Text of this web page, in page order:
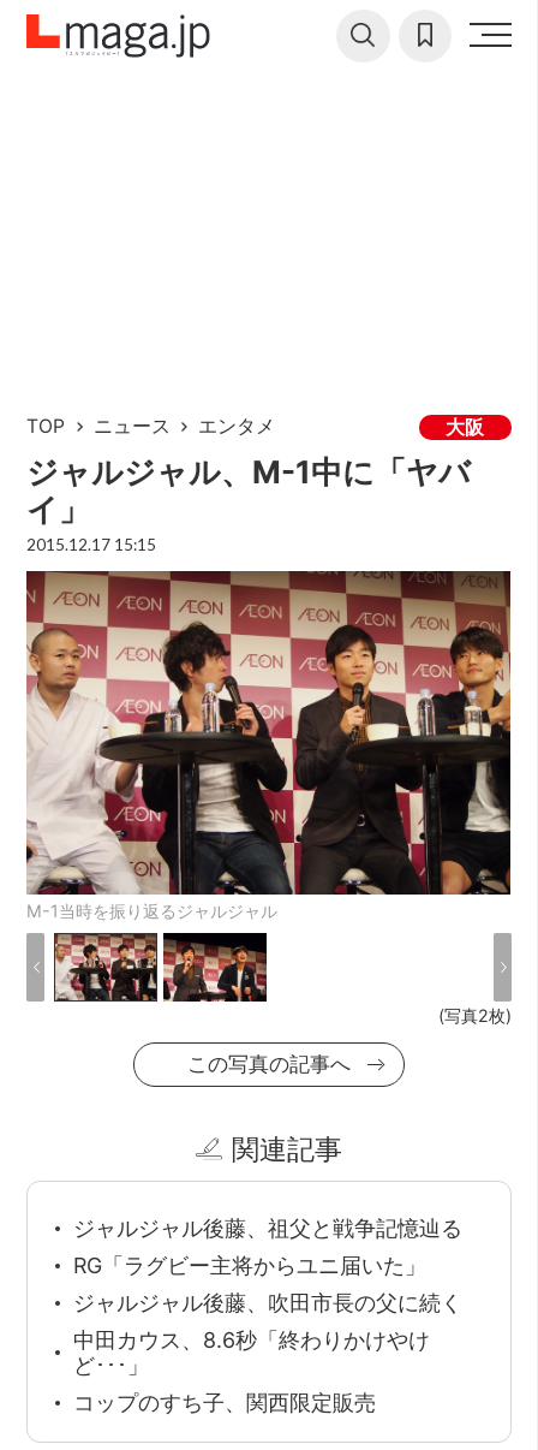
TOP ニュース エンタメ 大阪
ジャルジャル、M-1中に「ヤバ
イ」
2015.12.17 15:15
M-1当時を振り返るジャルジャル
(写真2枚)
この写真の記事へ
関連記事
ジャルジャル後藤、祖父と戦争記憶辿る
RG「ラグビー主将からユニ届いた」
ジャルジャル後藤、吹田市長の父に続く
中田カウス、8.6秒「終わりかけやけ
ど･･･」
コップのすち子、関西限定販売